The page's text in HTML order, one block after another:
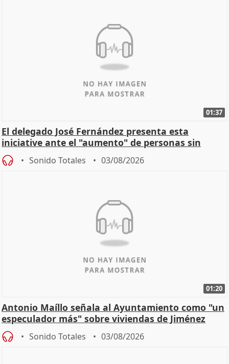
01:37
El delegado José Fernández presenta esta
iniciative ante el "aumento" de personas sin
hogar en Madri
Sonido Totales 03/08/2026
01:20
Antonio Maíllo señala al Ayuntamiento como "un
especulador más" sobre viviendas de Jiménez
Becerril
Sonido Totales 03/08/2026